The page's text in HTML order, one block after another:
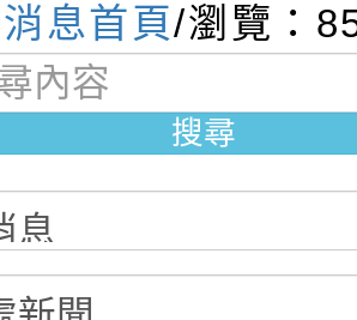
申請許可一案
次第7-9招代課
告
115學年度國
計畫」核定一
育部國民及學
115年度教育
署辦理性別平
與教學人才庫
園市政府腸
集
桃園市交通局
摺2.0」全民
政府家庭教育
息首頁/瀏覽：
搜尋